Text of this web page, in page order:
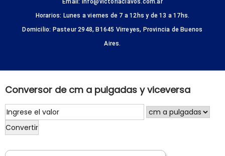
Horarios: Lunes a viernes de 7 a 12hs y de 13 a 17hs.
Domicilio: Pasteur 2948, B1645 Virreyes, Provincia de Buenos
Aires.
Conversor de cm a pulgadas y viceversa
Convertir